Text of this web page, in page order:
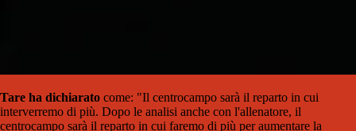
Tare ha dichiarato come: "Il centrocampo sarà il reparto in cui
interverremo di più. Dopo le analisi anche con l'allenatore, il
centrocampo sarà il reparto in cui faremo di più per aumentare la